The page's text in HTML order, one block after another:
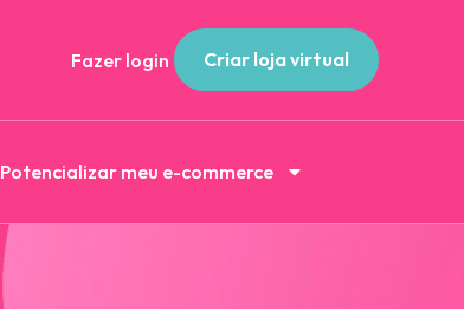
Fazer login Criar loja virtual
Potencializar meu e-commerce